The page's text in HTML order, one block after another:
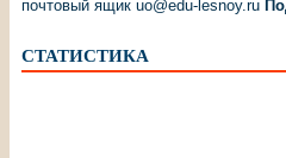
почтовый ящик uo@edu-lesnoy.ru
СТАТИСТИКА